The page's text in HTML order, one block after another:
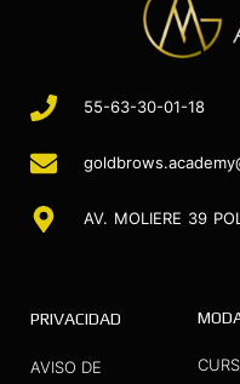
55-63-30-01-18
AV. MOLIERE 39
PRIVACIDAD
AVISO DE